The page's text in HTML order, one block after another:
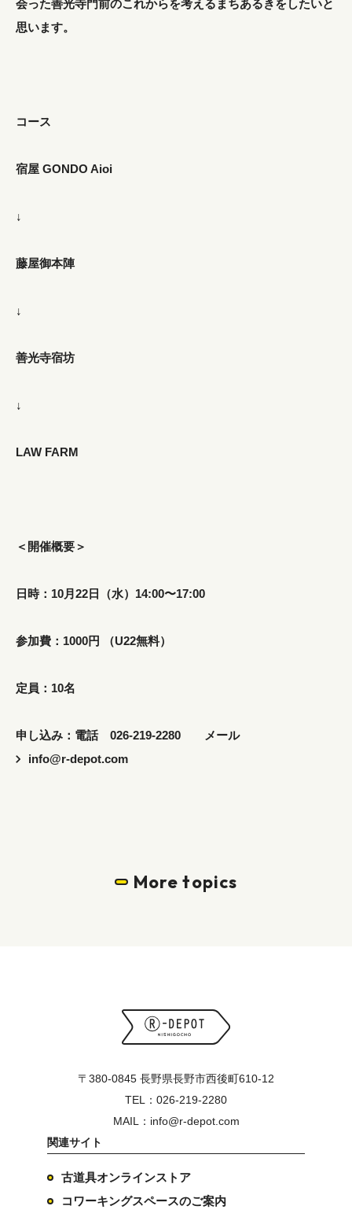
会った善光寺門前のこれからを考えるまちあるきをしたいと
思います。
コース
宿屋 GONDO Aioi
↓
藤屋御本陣
↓
善光寺宿坊
↓
LAW FARM
＜開催概要＞
日時：10月22日（水）14:00〜17:00
参加費：1000円 （U22無料）
定員：10名
申し込み：電話 026-219-2280 メール
info@r-depot.com
More topics
〒380-0845 長野県長野市西後町610-12
TEL：026-219-2280
MAIL：info@r-depot.com
関連サイト
古道具オンラインストア
コワーキングスペースのご案内